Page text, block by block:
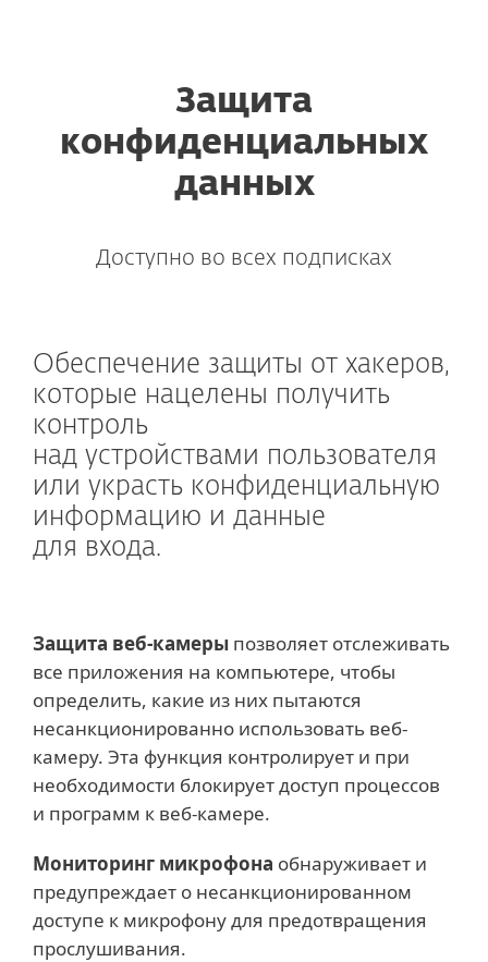
Защита
конфиденциальных
данных
Доступно во всех подписках
Обеспечение защиты от хакеров,
которые нацелены получить
контроль
над устройствами пользователя
или украсть конфиденциальную
информацию и данные
для входа.
Защита веб-камеры позволяет отслеживать
все приложения на компьютере, чтобы
определить, какие из них пытаются
несанкционированно использовать веб-
камеру. Эта функция контролирует и при
необходимости блокирует доступ процессов
и программ к веб-камере.
Мониторинг микрофона обнаруживает и
предупреждает о несанкционированном
доступе к микрофону для предотвращения
прослушивания.